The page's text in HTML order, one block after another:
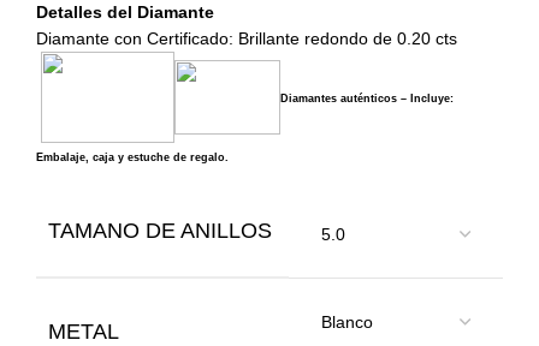
Detalles del Diamante
Diamante con Certificado: Brillante redondo de 0.20 cts
Diamantes auténticos – Incluye:
Embalaje, caja y estuche de regalo.
TAMANO DE ANILLOS
METAL